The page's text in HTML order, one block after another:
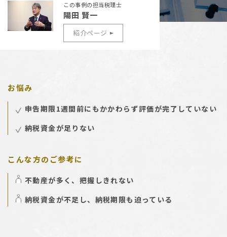
この事例の担当税理士
陽田 賢一
紹介ページ
お悩み
申告期限1週間前にもかかわらず評価が完了していない
納税資金が足りない
こんな方のご参考に
不動産が多く、把握しきれない
納税資金が不足し、納税期限も迫っている